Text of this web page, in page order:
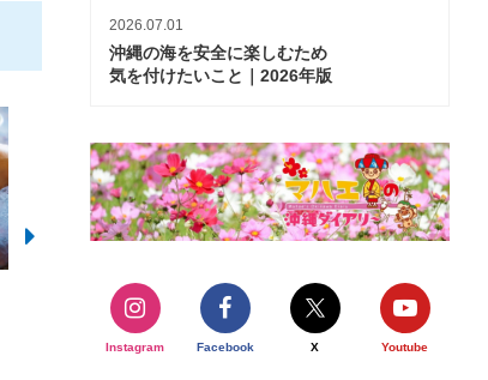
2026年度 かりゆしビーチ営業
期間および営業時間のお知らせ
2026年3月5日〜2026年10月31日
【期間限定】オーシャ
開催について
2026年3月20日〜2026年11
2026.07.01
沖縄の海を安全に楽しむため
気を付けたいこと｜2026年版
Instagram Facebook X Youtube